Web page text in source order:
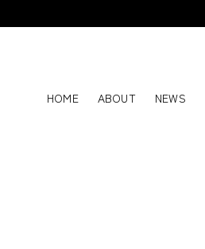
HOME ABOUT NEWS